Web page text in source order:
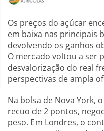
Os preços do açúcar
em baixa nas principais
devolvendo os ganhos
O mercado voltou a ser
desvalorização do real
perspectivas de ampla
Na bolsa de Nova York,
recuo de 2 pontos,
peso. Em Londres, o